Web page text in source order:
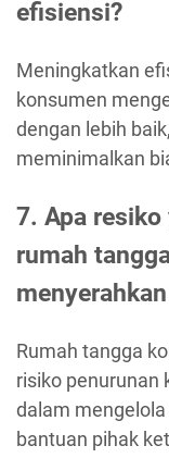
efisiensi?
Meningkatkan
konsumen
dengan lebih
meminimalkan
7. Apa
rumah
Rumah tangga
risiko penurunan
dalam
bantuan pihak